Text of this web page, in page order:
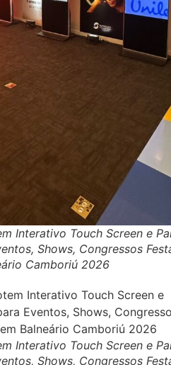
Interativo Touch Screen e
Shows, Congressos
Camboriú 2026
Interativo Touch Screen e
Shows, Congressos